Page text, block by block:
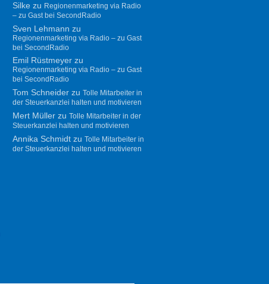
Silkezu Regionenmarketing via Radio
– zu Gast bei SecondRadio
Sven Lehmann zu
Regionenmarketing via Radio – zu Gast
bei SecondRadio
Emil Rüstmeyerzu
Regionenmarketing via Radio – zu Gast
bei SecondRadio
Tom Schneiderzu Tolle Mitarbeiter in
der Steuerkanzlei halten und motivieren
Mert Müllerzu Tolle Mitarbeiter in der
Steuerkanzlei halten und motivieren
Annika Schmidtzu Tolle Mitarbeiter in
der Steuerkanzlei halten und motivieren